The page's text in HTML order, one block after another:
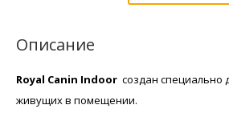
Описание
Royal Canin Indoor создан специально
живущих в помещении.